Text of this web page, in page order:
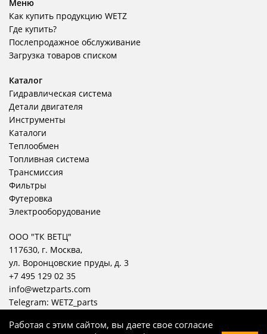
Меню
Как купить продукцию WETZ
Где купить?
Послепродажное обслуживание
Загрузка товаров списком
Каталог
Гидравлическая система
Детали двигателя
Инструменты
Каталоги
Теплообмен
Топливная система
Трансмиссия
Фильтры
Футеровка
Электрооборудование
ООО "ТК ВЕТЦ"
117630, г. Москва,
ул. Воронцовские пруды, д. 3
+7 495 129 02 35
info@wetzparts.com
Telegram: WETZ_parts
Работая с этим сайтом, вы даете свое согласие